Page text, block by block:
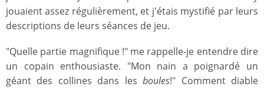
jouaient assez régulièrement, et j'étais mystifié par leurs
descriptions de leurs séances de jeu.
"Quelle partie magnifique !" me rappelle-je entendre dire
un copain enthousiaste. "Mon nain a poignardé un
géant des collines dans lesboules!" Comment diable